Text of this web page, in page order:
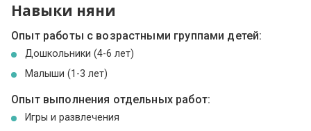
Навыки няни
Опыт работы с возрастными группами детей:
Дошкольники (4-6 лет)
Малыши (1-3 лет)
Опыт выполнения отдельных работ:
Игры и развлечения